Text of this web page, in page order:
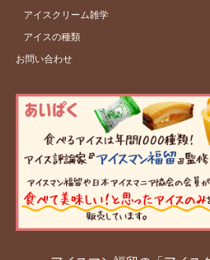
アイスクリーム雑学
アイスの種類
お問い合わせ